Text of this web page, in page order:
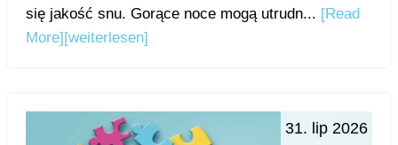
się jakość snu. Gorące noce mogą utrudn... [Read
More] [weiterlesen]
31. lip 2026